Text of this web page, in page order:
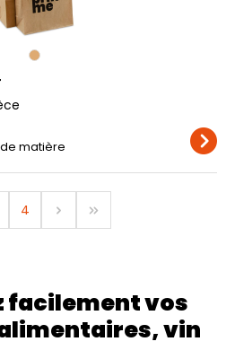
matière
4
facilement vos
vin